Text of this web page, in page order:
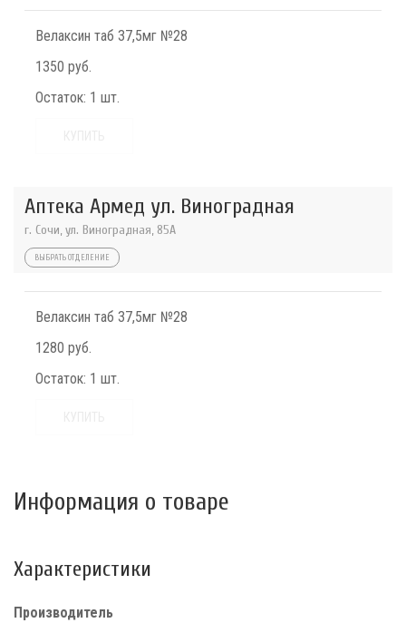
Велаксин таб 37,5мг №28
1350 руб.
Остаток: 1 шт.
Аптека Армед ул. Виноградная
г. Сочи, ул. Виноградная, 85А
ВЫБРАТЬ ОТДЕЛЕНИЕ
Велаксин таб 37,5мг №28
1280 руб.
Остаток: 1 шт.
Информация о товаре
Характеристики
Производитель